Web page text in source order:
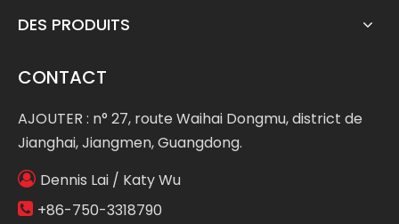
DES PRODUITS
CONTACT
AJOUTER : n° 27, route Waihai Dongmu, district de
Jianghai, Jiangmen, Guangdong.
 Dennis Lai / Katy Wu
 +86-750-3318790